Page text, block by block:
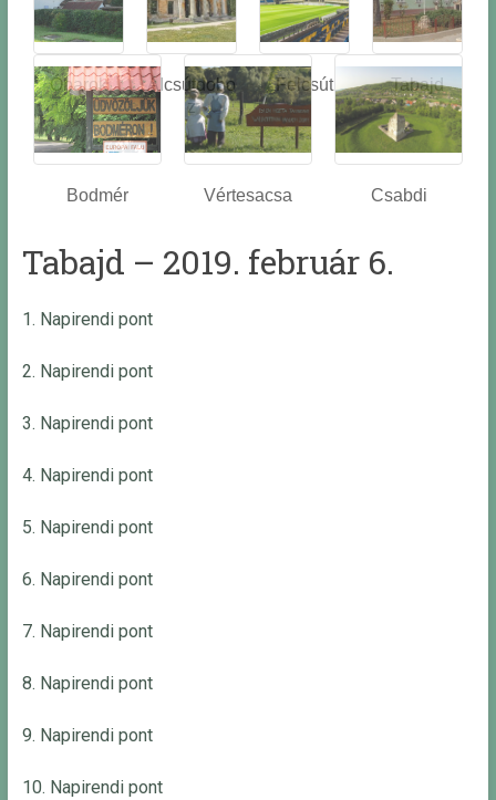
Óbarok
Alcsútdobo
z
Felcsút Tabajd
Bodmér Vértesacsa Csabdi
Tabajd – 2019. február 6.
1. Napirendi pont
2. Napirendi pont
3. Napirendi pont
4. Napirendi pont
5. Napirendi pont
6. Napirendi pont
7. Napirendi pont
8. Napirendi pont
9. Napirendi pont
10. Napirendi pont